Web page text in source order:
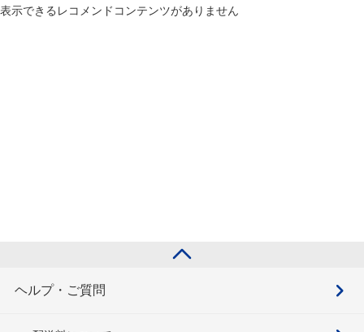
表示できるレコメンドコンテンツがありません
ヘルプ・ご質問